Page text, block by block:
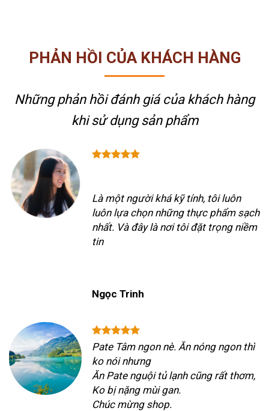
PHẢN HỒI CỦA KHÁCH HÀNG
Những phản hồi đánh giá của khách hàng
khi sử dụng sản phẩm
Là một người khá kỹ tính, tôi luôn
luôn lựa chọn những thực phẩm sạch
nhất. Và đây là nơi tôi đặt trọng niềm
tin
Ngọc Trinh
Pate Tâm ngon nè. Ăn nóng ngon thì
ko nói nhưng
Ăn Pate nguội tủ lạnh cũng rất thơm,
Ko bị nặng mùi gan.
Chúc mừng shop.